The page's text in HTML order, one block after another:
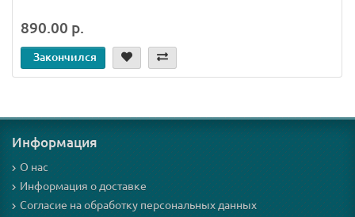
890.00 р.
Закончился
Информация
О нас
Информация о доставке
Согласие на обработку персональных данных